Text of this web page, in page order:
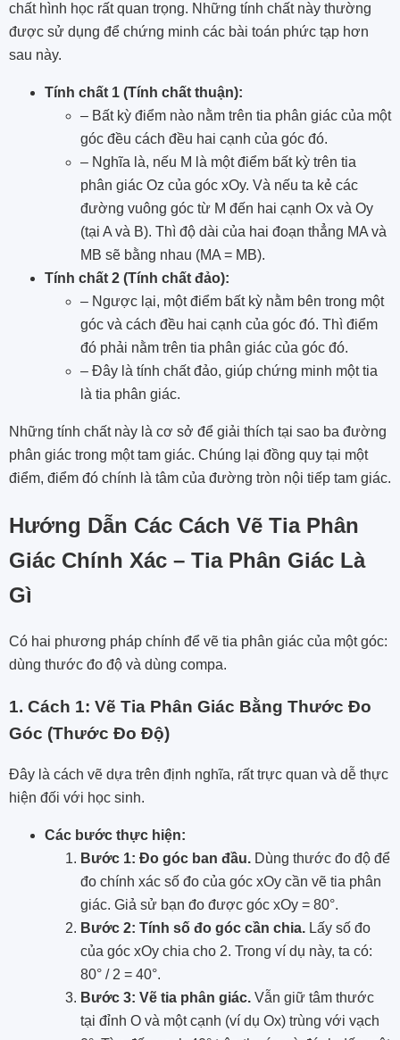
chất hình học rất quan trọng. Những tính chất này thường
được sử dụng để chứng minh các bài toán phức tạp hơn
sau này.
Tính chất 1 (Tính chất thuận):
– Bất kỳ điểm nào nằm trên tia phân giác của một
góc đều cách đều hai cạnh của góc đó.
– Nghĩa là, nếu M là một điểm bất kỳ trên tia
phân giác Oz của góc xOy. Và nếu ta kẻ các
đường vuông góc từ M đến hai cạnh Ox và Oy
(tại A và B). Thì độ dài của hai đoạn thẳng MA và
MB sẽ bằng nhau (MA = MB).
Tính chất 2 (Tính chất đảo):
– Ngược lại, một điểm bất kỳ nằm bên trong một
góc và cách đều hai cạnh của góc đó. Thì điểm
đó phải nằm trên tia phân giác của góc đó.
– Đây là tính chất đảo, giúp chứng minh một tia
là tia phân giác.
Những tính chất này là cơ sở để giải thích tại sao ba đường
phân giác trong một tam giác. Chúng lại đồng quy tại một
điểm, điểm đó chính là tâm của đường tròn nội tiếp tam giác.
Hướng Dẫn Các Cách Vẽ Tia Phân
Giác Chính Xác – Tia Phân Giác Là
Gì
Có hai phương pháp chính để vẽ tia phân giác của một góc:
dùng thước đo độ và dùng compa.
1. Cách 1: Vẽ Tia Phân Giác Bằng Thước Đo
Góc (Thước Đo Độ)
Đây là cách vẽ dựa trên định nghĩa, rất trực quan và dễ thực
hiện đối với học sinh.
Các bước thực hiện:
Bước 1: Đo góc ban đầu. Dùng thước đo độ để
đo chính xác số đo của góc xOy cần vẽ tia phân
giác. Giả sử bạn đo được góc xOy = 80°.
Bước 2: Tính số đo góc cần chia. Lấy số đo
của góc xOy chia cho 2. Trong ví dụ này, ta có:
80° / 2 = 40°.
Bước 3: Vẽ tia phân giác. Vẫn giữ tâm thước
tại đỉnh O và một cạnh (ví dụ Ox) trùng với vạch